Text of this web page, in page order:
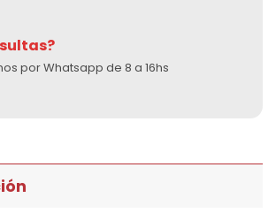
por Whatsapp de 8 a 16hs